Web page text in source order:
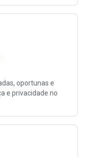
oportunas e
e privacidade no